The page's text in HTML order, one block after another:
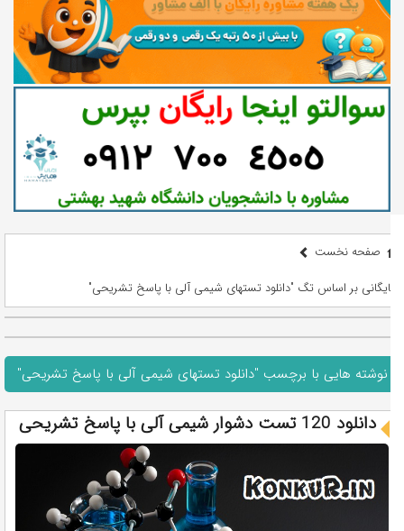
صفحه نخست
بایگانی بر اساس تگ "دانلود تستهای شیمی آلی با پاسخ تشریحی"
نوشته هایی با برچسب "دانلود تستهای شیمی آلی با پاسخ تشریحی"
دانلود 120 تست دشوار شیمی آلی با پاسخ تشریحی